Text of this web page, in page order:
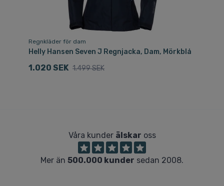
Regnkläder för dam
Helly Hansen Seven J Regnjacka, Dam, Mörkblå
1.020 SEK 1.499 SEK
Våra kunder älskar oss
Mer än 500.000 kunder sedan 2008.